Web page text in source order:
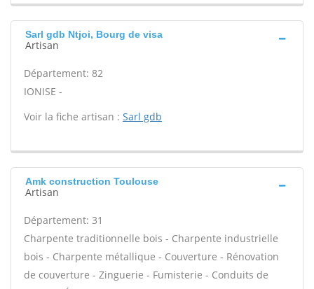
Sarl gdb Ntjoi, Bourg de visa
Artisan
Département: 82
IONISE -
Voir la fiche artisan : Sarl gdb
Amk construction Toulouse
Artisan
Département: 31
Charpente traditionnelle bois - Charpente industrielle
bois - Charpente métallique - Couverture - Rénovation
de couverture - Zinguerie - Fumisterie - Conduits de